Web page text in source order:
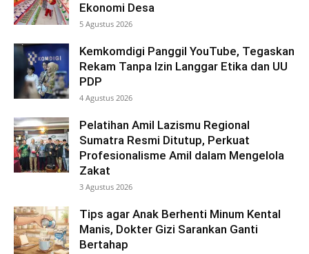
Ekonomi Desa
5 Agustus 2026
Kemkomdigi Panggil YouTube, Tegaskan
Rekam Tanpa Izin Langgar Etika dan UU
PDP
4 Agustus 2026
Pelatihan Amil Lazismu Regional
Sumatra Resmi Ditutup, Perkuat
Profesionalisme Amil dalam Mengelola
Zakat
3 Agustus 2026
Tips agar Anak Berhenti Minum Kental
Manis, Dokter Gizi Sarankan Ganti
Bertahap